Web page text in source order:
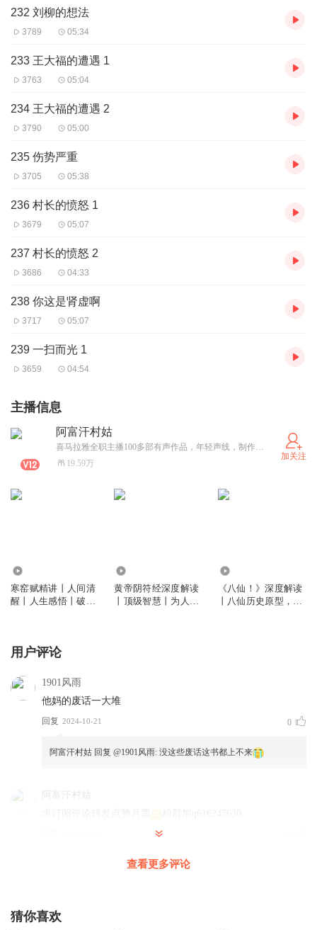
232 刘柳的想法
3789 05:34
233 王大福的遭遇 1
3763 05:04
234 王大福的遭遇 2
3790 05:00
235 伤势严重
3705 05:38
236 村长的愤怒 1
3679 05:07
237 村长的愤怒 2
3686 04:33
238 你这是肾虚啊
3717 05:07
239 一扫而光 1
3659 04:54
主播信息
阿富汗村姑
喜马拉雅全职主播100多部有声作品，年轻声线，制作团队，运 营团队成熟，合作戳
19.59万
加关注
寒窑赋精讲丨人间清
醒丨人生感悟丨破局
黄帝阴符经深度解读
丨顶级智慧丨为人处
《八仙！》深度解读
丨八仙历史原型，电
用户评论
1901风雨
他妈的废话一大堆
回复 2024-10-21 0
阿富汗村姑 回复 @1901风雨: 没这些废话这书都上不来
阿富汗村姑
查看更多评论
猜你喜欢